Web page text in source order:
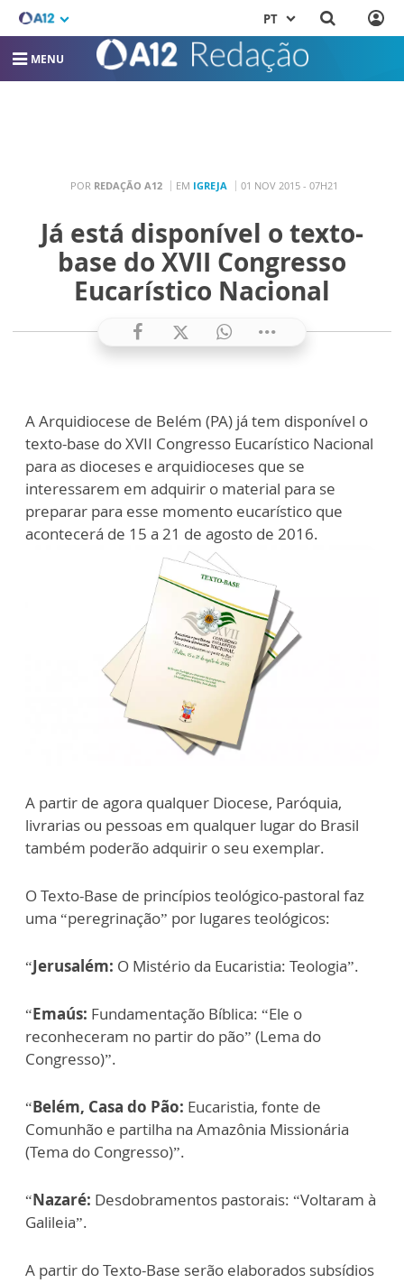
PT
MENU
POR REDAÇÃO A12 EM IGREJA 01 NOV 2015 - 07H21
Já está disponível o texto-
base do XVII Congresso
Eucarístico Nacional
A Arquidiocese de Belém (PA) já tem disponível o
texto-base do XVII Congresso Eucarístico Nacional
para as dioceses e arquidioceses que se
interessarem em adquirir o material para se
preparar para esse momento eucarístico que
acontecerá de 15 a 21 de agosto de 2016.
A partir de agora qualquer Diocese, Paróquia,
livrarias ou pessoas em qualquer lugar do Brasil
também poderão adquirir o seu exemplar.
O Texto-Base de princípios teológico-pastoral faz
uma “peregrinação” por lugares teológicos:
“Jerusalém: O Mistério da Eucaristia: Teologia”.
“Emaús: Fundamentação Bíblica: “Ele o
reconheceram no partir do pão” (Lema do
Congresso)”.
“Belém, Casa do Pão: Eucaristia, fonte de
Comunhão e partilha na Amazônia Missionária
(Tema do Congresso)”.
“Nazaré: Desdobramentos pastorais: “Voltaram à
Galileia”.
A partir do Texto-Base serão elaborados subsídios